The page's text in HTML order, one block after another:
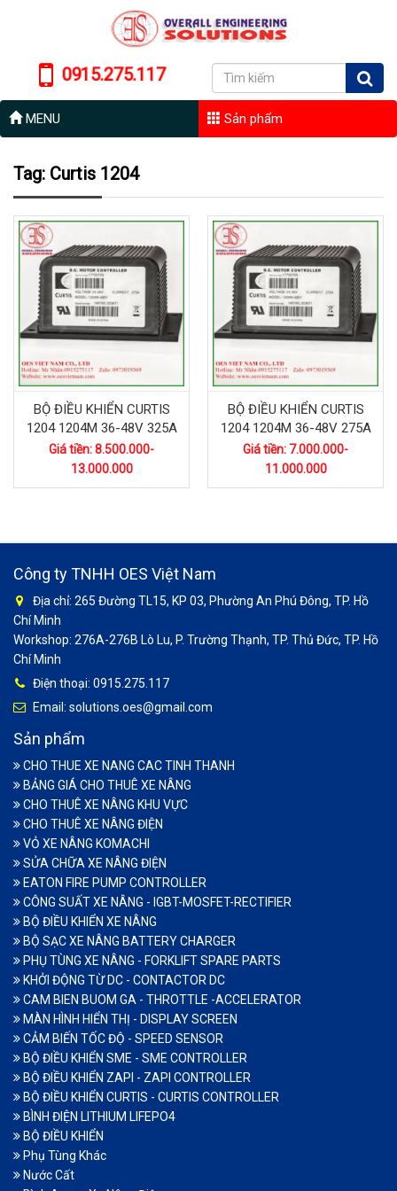
0915.275.117
MENU Sản phẩm
Tag: Curtis 1204
BỘ ĐIỀU KHIỂN CURTIS
1204 1204M 36-48V 325A
Giá tiền: 8.500.000-
13.000.000
BỘ ĐIỀU KHIỂN CURTIS
1204 1204M 36-48V 275A
Giá tiền: 7.000.000-
11.000.000
Công ty TNHH OES Việt Nam
Địa chỉ: 265 Đường TL15, KP 03, Phường An Phú Đông, TP. Hồ
Chí Minh
Workshop: 276A-276B Lò Lu, P. Trường Thạnh, TP. Thủ Đức, TP. Hồ
Chí Minh
Điện thoại: 0915.275.117
Email: solutions.oes@gmail.com
Sản phẩm
CHO THUE XE NANG CAC TINH THANH
BẢNG GIÁ CHO THUÊ XE NÂNG
CHO THUÊ XE NÂNG KHU VỰC
CHO THUÊ XE NÂNG ĐIỆN
VỎ XE NÂNG KOMACHI
SỬA CHỮA XE NÂNG ĐIỆN
EATON FIRE PUMP CONTROLLER
CÔNG SUẤT XE NÂNG - IGBT-MOSFET-RECTIFIER
BỘ ĐIỀU KHIỂN XE NÂNG
BỘ SẠC XE NÂNG BATTERY CHARGER
PHỤ TÙNG XE NÂNG - FORKLIFT SPARE PARTS
KHỞI ĐỘNG TỪ DC - CONTACTOR DC
CAM BIEN BUOM GA - THROTTLE -ACCELERATOR
MÀN HÌNH HIỂN THỊ - DISPLAY SCREEN
CẢM BIẾN TỐC ĐỘ - SPEED SENSOR
BỘ ĐIỀU KHIỂN SME - SME CONTROLLER
BỘ ĐIỀU KHIỂN ZAPI - ZAPI CONTROLLER
BỘ ĐIỀU KHIỂN CURTIS - CURTIS CONTROLLER
BÌNH ĐIỆN LITHIUM LIFEPO4
BỘ ĐIỀU KHIỂN
Phụ Tùng Khác
Nước Cất